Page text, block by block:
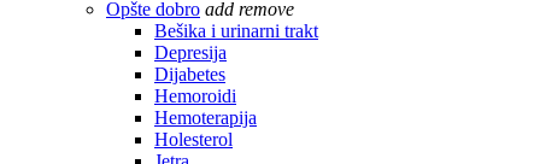
Opšte dobro add remove
Bešika i urinarni trakt
Depresija
Dijabetes
Hemoroidi
Hemoterapija
Holesterol